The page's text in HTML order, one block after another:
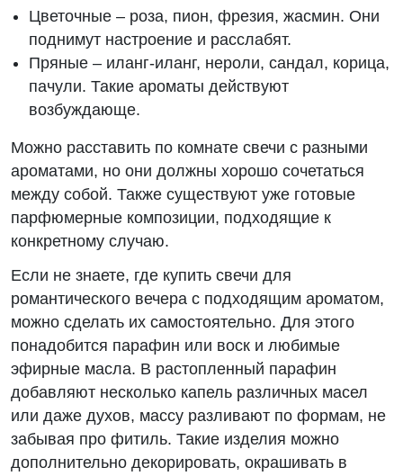
Цветочные – роза, пион, фрезия, жасмин. Они
поднимут настроение и расслабят.
Пряные – иланг-иланг, нероли, сандал, корица,
пачули. Такие ароматы действуют
возбуждающе.
Можно расставить по комнате свечи с разными
ароматами, но они должны хорошо сочетаться
между собой. Также существуют уже готовые
парфюмерные композиции, подходящие к
конкретному случаю.
Если не знаете, где купить свечи для
романтического вечера с подходящим ароматом,
можно сделать их самостоятельно. Для этого
понадобится парафин или воск и любимые
эфирные масла. В растопленный парафин
добавляют несколько капель различных масел
или даже духов, массу разливают по формам, не
забывая про фитиль. Такие изделия можно
дополнительно декорировать, окрашивать в